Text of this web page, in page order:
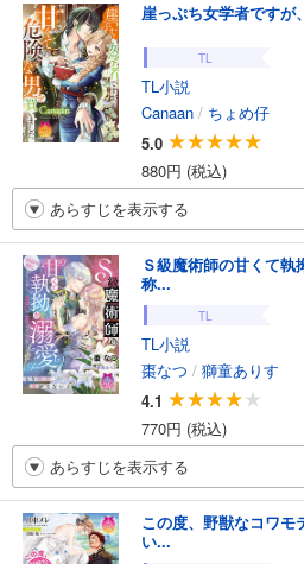
崖っぷち女学者ですが
TL
TL小説
Canaan / ちょめ仔
5.0
880円 (税込)
あらすじを表示する
Ｓ級魔術師の甘くて
称...
TL
TL小説
棗なつ / 獅童ありす
4.1
770円 (税込)
あらすじを表示する
この度、野獣なコワモ
い...